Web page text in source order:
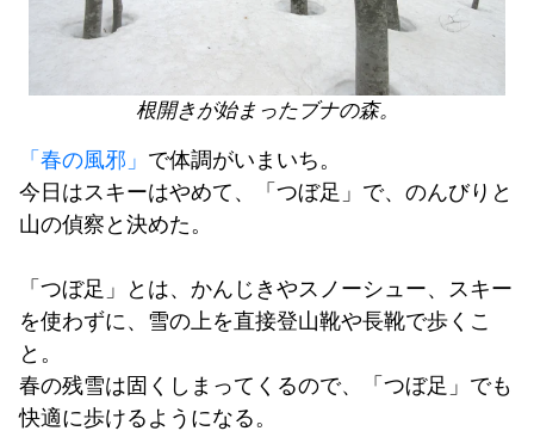
根開きが始まったブナの森。
「春の風邪」 で体調がいまいち。
今日はスキーはやめて、「つぼ足」で、のんびりと
山の偵察と決めた。
「つぼ足」とは、かんじきやスノーシュー、スキー
を使わずに、雪の上を直接登山靴や長靴で歩くこ
と。
春の残雪は固くしまってくるので、「つぼ足」でも
快適に歩けるようになる。